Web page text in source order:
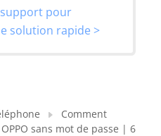
pour
solution rapide >
Comment
sans mot de passe | 6